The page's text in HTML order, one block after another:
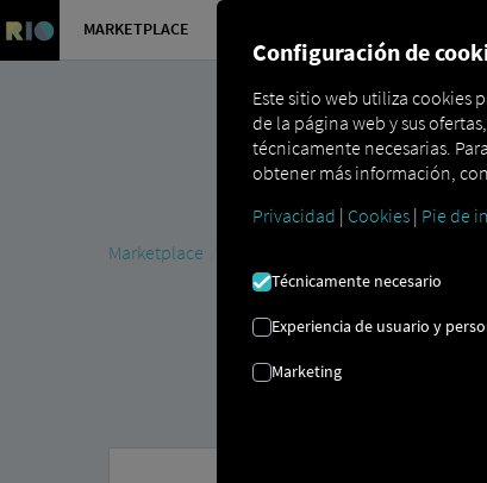
MARKETPLACE
Marketplace
Configuración de
Este sitio web utiliza cookies
de la página web y sus
técnicamente necesarias.
obtener más información,
Privacidad | Cookies | Pie de
Técnicamente necesario
Experiencia de usuario y
Marketing